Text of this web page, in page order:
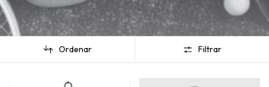
Ordenar Filtrar